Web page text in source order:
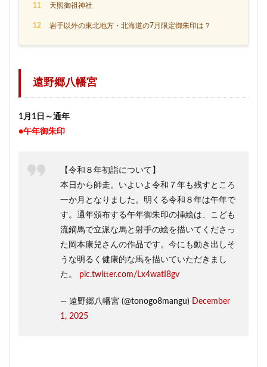
11 天照御祖神社
12 岩手以外の東北地方・北海道の7月限定御朱印は？
遠野郷八幡宮
1月1日～通年
●午年御朱印
【令和８年初詣について】
本日から師走。いよいよ令和７年も残すところ
一か月となりました。明くる令和８年は午年で
す。通年頒布する午年御朱印の挿絵は、こども
流鏑馬で立派な馬と射手の絵を描いてくださっ
た岡本康兒さんの作品です。今にも動き出しそ
うな明るく健康的な馬を描いていただきまし
た。 pic.twitter.com/Lx4watI8gv
— 遠野郷八幡宮 (@tonogo8mangu) December
1, 2025